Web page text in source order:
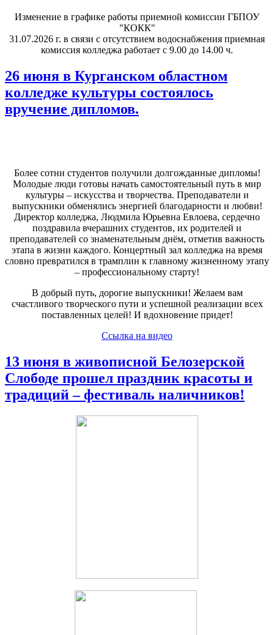
Изменение в графике работы приемной комиссии ГБПОУ
"КОКК"
31.07.2026 г. в связи с отсутствием водоснабжения приемная
комиссия колледжа работает с 9.00 до 14.00 ч.
26 июня в Курганском областном
колледже культуры состоялось
вручение дипломов.
Более сотни студентов получили долгожданные дипломы!
Молодые люди готовы начать самостоятельный путь в мир
культуры – искусства и творчества. Преподаватели и
выпускники обменялись энергией благодарности и любви!
Директор колледжа, Людмила Юрьевна Евлоева, сердечно
поздравила вчерашних студентов, их родителей и
преподавателей со знаменательным днём, отметив важность
этапа в жизни каждого. Концертный зал колледжа на время
словно превратился в трамплин к главному жизненному этапу
– профессиональному старту!
В добрый путь, дорогие выпускники! Желаем вам
счастливого творческого пути и успешной реализации всех
поставленных целей! И вдохновение придет!
Ссылка на видео
13 июня в живописной Белозерской
Слободе прошел праздник красоты и
традиций – фестиваль наличников!